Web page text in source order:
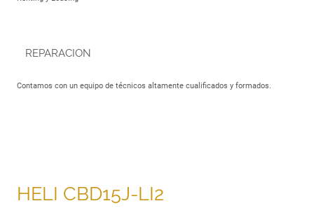
REPARACION
Contamos con un equipo de técnicos altamente cualificados y formados.
HELI CBD15J-LI2